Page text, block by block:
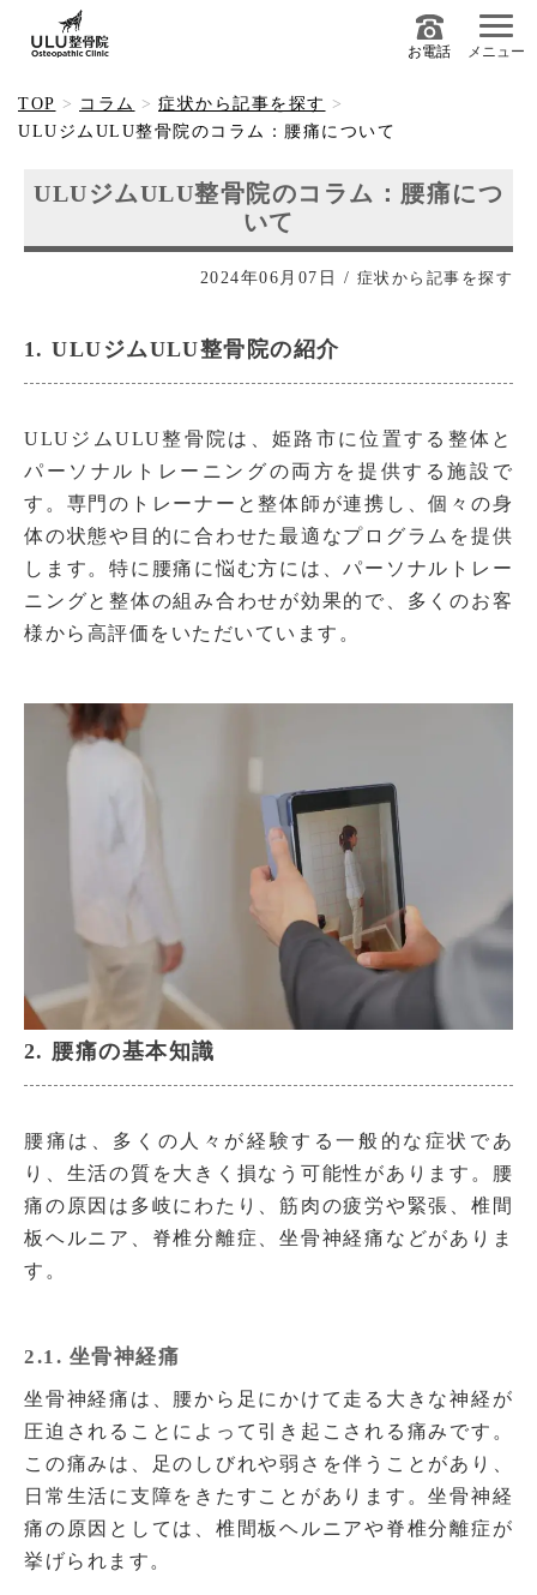
お電話 メニュー
TOP コラム
症状から記事を探す
ULUジムULU整骨院のコラム：腰痛について
ULUジムULU整骨院のコラム：腰痛につ
いて
2024年06月07日 / 症状から記事を探す
1. ULUジムULU整骨院の紹介
ULUジムULU整骨院は、姫路市に位置する整体と
パーソナルトレーニングの両方を提供する施設で
す。専門のトレーナーと整体師が連携し、個々の身
体の状態や目的に合わせた最適なプログラムを提供
します。特に腰痛に悩む方には、パーソナルトレー
ニングと整体の組み合わせが効果的で、多くのお客
様から高評価をいただいています。
2. 腰痛の基本知識
腰痛は、多くの人々が経験する一般的な症状であ
り、生活の質を大きく損なう可能性があります。腰
痛の原因は多岐にわたり、筋肉の疲労や緊張、椎間
板ヘルニア、脊椎分離症、坐骨神経痛などがありま
す。
2.1. 坐骨神経痛
坐骨神経痛は、腰から足にかけて走る大きな神経が
圧迫されることによって引き起こされる痛みです。
この痛みは、足のしびれや弱さを伴うことがあり、
日常生活に支障をきたすことがあります。坐骨神経
痛の原因としては、椎間板ヘルニアや脊椎分離症が
挙げられます。